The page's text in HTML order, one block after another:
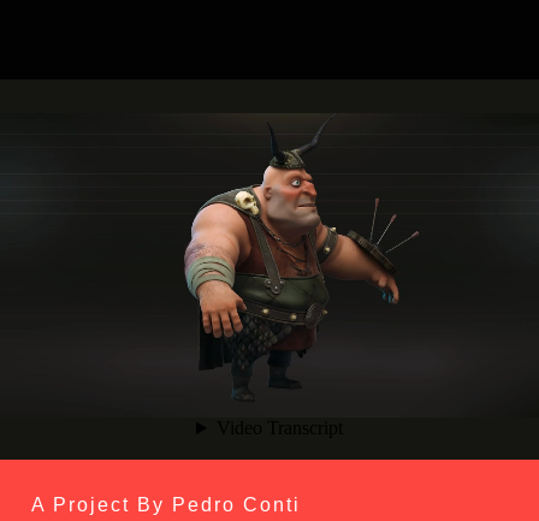
A Project By Pedro Conti